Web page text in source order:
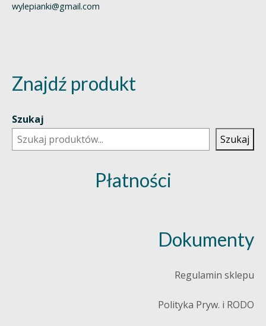
wylepianki@gmail.com
Znajdź produkt
Szukaj
Szukaj
Płatności
Dokumenty
Regulamin sklepu
Polityka Pryw. i RODO